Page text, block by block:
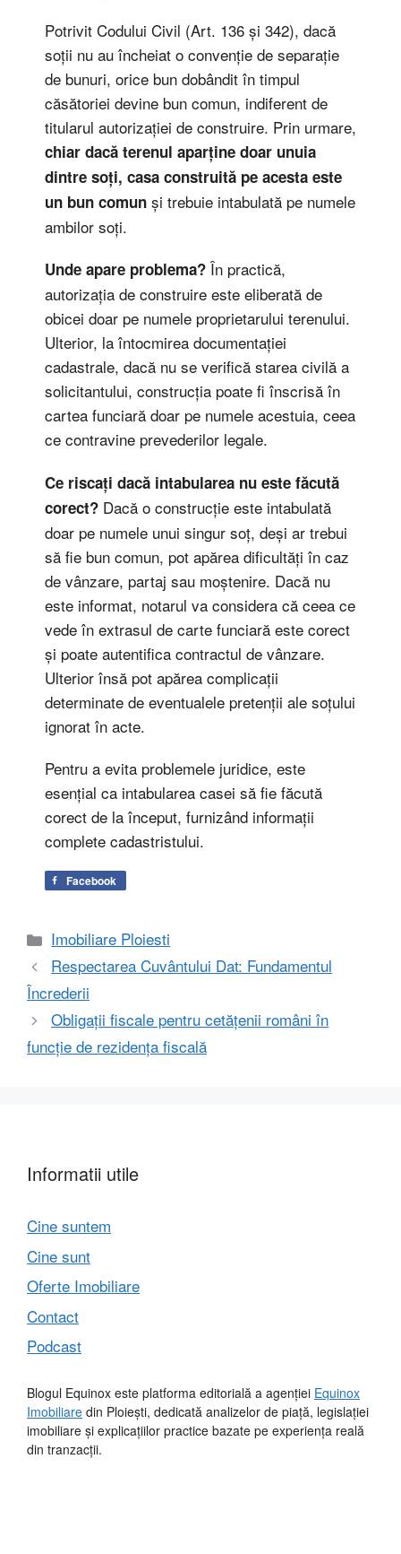
Potrivit Codului Civil (Art. 136 și 342), dacă
soții nu au încheiat o convenție de separație
de bunuri, orice bun dobândit în timpul
căsătoriei devine bun comun, indiferent de
titularul autorizației de construire. Prin urmare,
chiar dacă terenul aparține doar unuia
dintre soți, casa construită pe acesta este
un bun comun și trebuie intabulată pe numele
ambilor soți.
Unde apare problema? În practică,
autorizația de construire este eliberată de
obicei doar pe numele proprietarului terenului.
Ulterior, la întocmirea documentației
cadastrale, dacă nu se verifică starea civilă a
solicitantului, construcția poate fi înscrisă în
cartea funciară doar pe numele acestuia, ceea
ce contravine prevederilor legale.
Ce riscați dacă intabularea nu este făcută
corect? Dacă o construcție este intabulată
doar pe numele unui singur soț, deși ar trebui
să fie bun comun, pot apărea dificultăți în caz
de vânzare, partaj sau moștenire. Dacă nu
este informat, notarul va considera că ceea ce
vede în extrasul de carte funciară este corect
și poate autentifica contractul de vânzare.
Ulterior însă pot apărea complicații
determinate de eventualele pretenții ale soțului
ignorat în acte.
Pentru a evita problemele juridice, este
esențial ca intabularea casei să fie făcută
corect de la început, furnizând informații
complete cadastristului.
Facebook
Categorii
Imobiliare Ploiesti
Respectarea Cuvântului Dat: Fundamentul
Încrederii
Obligații fiscale pentru cetățenii români în
funcție de rezidența fiscală
Informatii utile
Cine suntem
Cine sunt
Oferte Imobiliare
Contact
Podcast
Blogul Equinox este platforma editorială a agenției Equinox
Imobiliare din Ploiești, dedicată analizelor de piață, legislației
imobiliare și explicațiilor practice bazate pe experiența reală
din tranzacții.